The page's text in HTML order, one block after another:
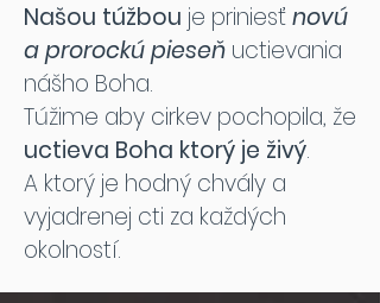
Našou túžbou je priniesťnovú
a prorockú pieseň uctievania
nášho Boha.
Túžime aby cirkev pochopila, že
uctieva Boha ktorý je živý.
A ktorý je hodný chvály a
vyjadrenej cti za každých
okolností.